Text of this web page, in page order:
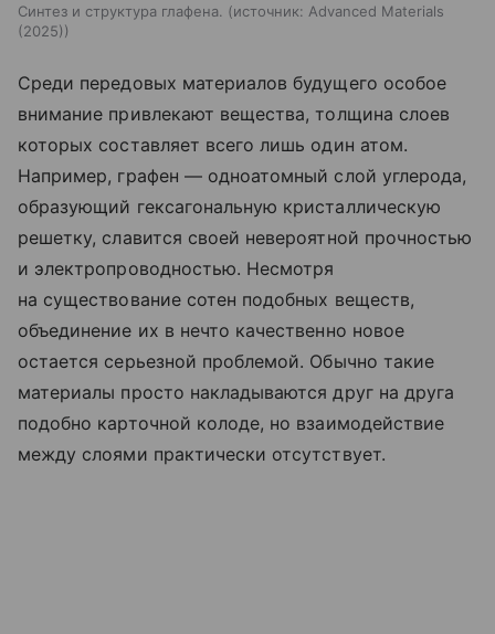
Синтез и структура глафена. источник: Advanced Materials
(2025)
Среди передовых материалов будущего особое
внимание привлекают вещества, толщина слоев
которых составляет всего лишь один атом.
Например, графен — одноатомный слой углерода,
образующий гексагональную кристаллическую
решетку, славится своей невероятной прочностью
и электропроводностью. Несмотря
на существование сотен подобных веществ,
объединение их в нечто качественно новое
остается серьезной проблемой. Обычно такие
материалы просто накладываются друг на друга
подобно карточной колоде, но взаимодействие
между слоями практически отсутствует.